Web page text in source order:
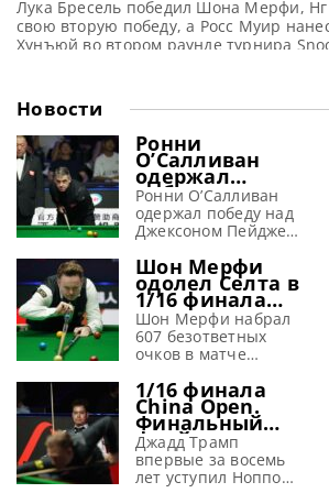
Лука Бресель победил Шона Мерфи,
свою вторую победу, а Росс Муир
Хунъюй во втором раунде турнира
выступление на Shoot Out. Она
победу над Аароном Хиллом и
Новости
Ронни
О’Салливан
одержал
победу во
второй день
China Open
2026 и вышел в
1/8 финала
Ронни О’Салливан
одержал победу над
Джексоном Пейджем
турнире China Open
2026, сообщает WST
Несмотря на не
самый уверенный
старт, Ронни
О’Салливан одержал
первом матче на
турнире China Open
2026. Встреча,
ставшая для него
35-й подряд в
высшем дивизионе
Шон Мерфи
одолел Селта в
1/16 финала
турнира в
Тайюане,
установив
новый рекорд
Шон Мерфи набрал
607 безответных
очков в матче
Селта, разгромив
его со счетом 6-0 и
выйдя в 1/8 финала
на турнире China
Open 2026,
сообщает WST Шон
1/16 финала
China Open.
Финальный
фрейм матча
Джадд Трамп
vs Ноппон
Джадд Трамп
впервые за восемь
лет уступил Ноппону